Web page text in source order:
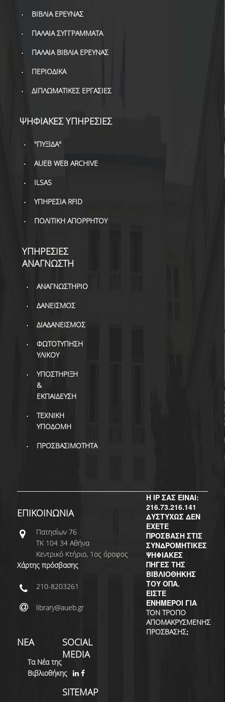
ΒΙΒΛΙΑ ΕΡΕΥΝΑΣ
ΠΑΛΑΙΑ ΣΥΓΓΡΑΜΜΑΤΑ
ΠΑΛΑΙΑ ΒΙΒΛΙΑ ΕΡΕΥΝΑΣ
ΠΕΡΙΟΔΙΚΑ
ΔΙΠΛΩΜΑΤΙΚΕΣ ΕΡΓΑΣΙΕΣ
ΨΗΦΙΑΚΕΣ ΥΠΗΡΕΣΙΕΣ
"ΠΥΞΙΔΑ"
AUEB WEB ARCHIVE
ILSAS
ΥΠΗΡΕΣΙΑ RFID
ΠΟΛΙΤΙΚΗ ΑΠΟΡΡΗΤΟΥ
ΥΠΗΡΕΣΙΕΣ
ΑΝΑΓΝΩΣΤΗ
ΑΝΑΓΝΩΣΤΗΡΙΟ
ΔΑΝΕΙΣΜΟΣ
ΔΙΑΔΑΝΕΙΣΜΟΣ
ΦΩΤΟΤΥΠΗΣΗ
ΥΛΙΚΟΥ
ΥΠΟΣΤΗΡΙΞΗ
&
ΕΚΠΑΙΔΕΥΣΗ
ΤΕΧΝΙΚΗ
ΥΠΟΔΟΜΗ
ΠΡΟΣΒΑΣΙΜΟΤΗΤΑ
Η IP ΣΑΣ ΕΙΝΑΙ:
216.73.216.141
ΔΥΣΤΥΧΩΣ ΔΕΝ
ΕΧΕΤΕ
ΠΡΟΣΒΑΣΗ ΣΤΙΣ
ΣΥΝΔΡΟΜΗΤΙΚΕΣ
ΨΗΦΙΑΚΕΣ
ΠΗΓΕΣ ΤΗΣ
ΒΙΒΛΙΟΘΗΚΗΣ
ΤΟΥ ΟΠΑ.
ΕΙΣΤΕ
ΕΝΗΜΕΡΟΙ ΓΙΑ
ΤΟΝ ΤΡΟΠΟ
ΑΠΟΜΑΚΡΥΣΜΕΝΗΣ
ΠΡΟΣΒΑΣΗΣ;
ΕΠΙΚΟΙΝΩΝΙΑ
Πατησίων 76
ΤΚ 104 34 Αθήνα
Κεντρικό Κτήριο, 1ος όροφος
Χάρτης πρόσβασης
210-8203261
library@aueb.gr
ΝΕΑ
Τα Νέα της
Βιβλιοθήκης
SOCIAL
MEDIA
SITEMAP